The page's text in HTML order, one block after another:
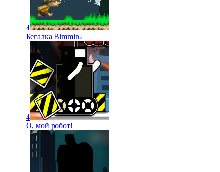
4
Бегалка Bimmin2
4
О, мой робот!